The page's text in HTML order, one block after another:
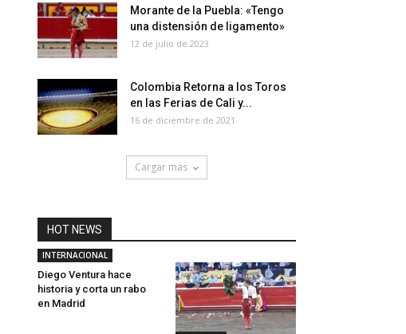
Morante de la Puebla: «Tengo
una distensión de ligamento»
12 de julio de 2023
Colombia Retorna a los Toros
en las Ferias de Cali y...
16 de diciembre de 2021
Cargar mas
HOT NEWS
INTERNACIONAL
Diego Ventura hace
historia y corta un rabo
en Madrid